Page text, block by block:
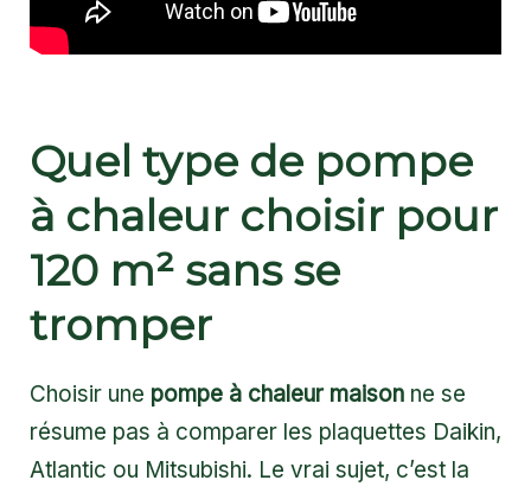
Quel type de pompe
à chaleur choisir pour
120 m² sans se
tromper
Choisir une pompe à chaleur maison ne se
résume pas à comparer les plaquettes Daikin,
Atlantic ou Mitsubishi. Le vrai sujet, c’est la